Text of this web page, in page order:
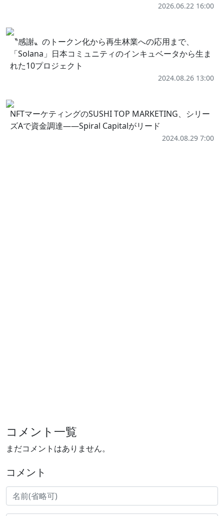
2026.06.22 16:00
〝感謝〟のトークン化から再生林業への応用まで、
「Solana」日本コミュニティのインキュベータから生ま
れた10プロジェクト
2024.08.26 13:00
NFTマーケティングのSUSHI TOP MARKETING、シリー
ズAで資金調達——Spiral Capitalがリード
2024.08.29 7:00
コメント一覧
まだコメントはありません。
コメント